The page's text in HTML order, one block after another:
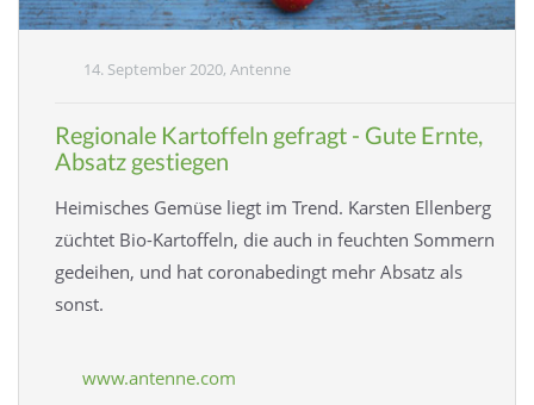
14. September 2020, Antenne
Regionale Kartoffeln gefragt - Gute Ernte,
Absatz gestiegen
Heimisches Gemüse liegt im Trend. Karsten Ellenberg
züchtet Bio-Kartoffeln, die auch in feuchten Sommern
gedeihen, und hat coronabedingt mehr Absatz als
sonst.
www.antenne.com